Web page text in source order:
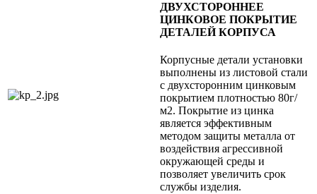
ДВУХСТОРОННЕЕ
ЦИНКОВОЕ ПОКРЫТИЕ
ДЕТАЛЕЙ КОРПУСА
Корпусные детали установки
выполнены из листовой стали
с двухсторонним цинковым
покрытием плотностью 80г/
м2. Покрытие из цинка
является эффективным
методом защиты металла от
воздействия агрессивной
окружающей среды и
позволяет увеличить срок
службы изделия.